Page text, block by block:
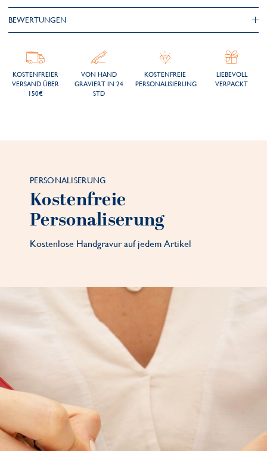
BEWERTUNGEN
KOSTENFREIER
VERSAND ÜBER
150€
VON HAND
GRAVIERT IN 24
STD
KOSTENFREIE
PERSONALISIERUNG
LIEBEVOLL
VERPACKT
PERSONALISERUNG
Kostenfreie
Personaliserung
Kostenlose Handgravur auf jedem Artikel